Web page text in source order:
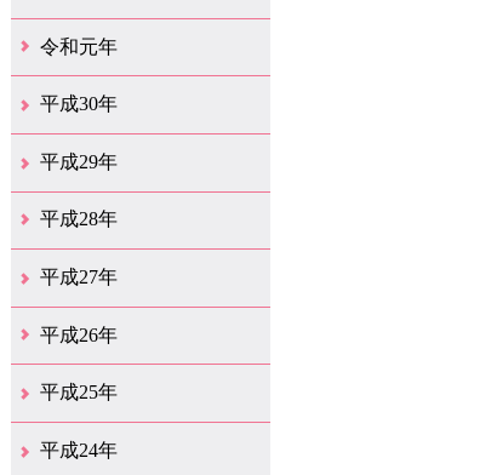
12月（4）
11月（1）
4月（1）
3月（1）
2月（13）
1月（1）
令和元年
12月（1）
10月（2）
9月（1）
7月（11）
6月（24）
5月（13）
4月（46）
3月（21）
2月（10）
1月（4）
平成30年
12月（25）
11月（13）
10月（18）
9月（17）
8月（18）
7月（54）
6月（17）
5月（16）
4月（29）
3月（41）
2月（16）
1月（15）
平成29年
12月（22）
11月（11）
10月（22）
9月（31）
8月（20）
7月（26）
6月（6）
5月（13）
4月（10）
3月（10）
2月（5）
1月（6）
平成28年
12月（15）
11月（12）
10月（12）
9月（21）
8月（11）
7月（18）
6月（16）
5月（27）
4月（49）
3月（37）
2月（12）
1月（9）
平成27年
12月（23）
11月（12）
10月（11）
9月（15）
8月（4）
7月（11）
6月（20）
5月（14）
4月（27）
3月（30）
2月（18）
1月（11）
平成26年
12月（13）
11月（12）
10月（13）
9月（16）
8月（17）
7月（11）
6月（13）
5月（5）
4月（15）
3月（16）
2月（15）
1月（11）
平成25年
12月（18）
11月（8）
10月（12）
9月（12）
8月（10）
7月（11）
6月（10）
5月（10）
4月（13）
3月（15）
2月（17）
1月（9）
平成24年